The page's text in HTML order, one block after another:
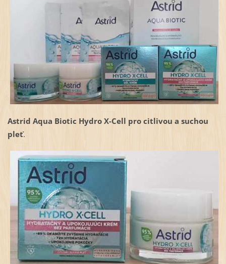
Astrid Aqua Biotic Hydro X-Cell pro citlivou a suchou
pleť.